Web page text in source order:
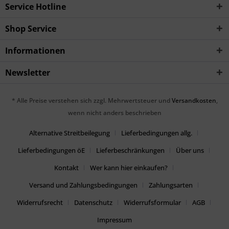
Service Hotline
Shop Service
Informationen
Newsletter
* Alle Preise verstehen sich zzgl. Mehrwertsteuer und Versandkosten,
wenn nicht anders beschrieben
Alternative Streitbeilegung
Lieferbedingungen allg.
Lieferbedingungen öE
Lieferbeschränkungen
Über uns
Kontakt
Wer kann hier einkaufen?
Versand und Zahlungsbedingungen
Zahlungsarten
Widerrufsrecht
Datenschutz Widerrufsformular
AGB
Impressum